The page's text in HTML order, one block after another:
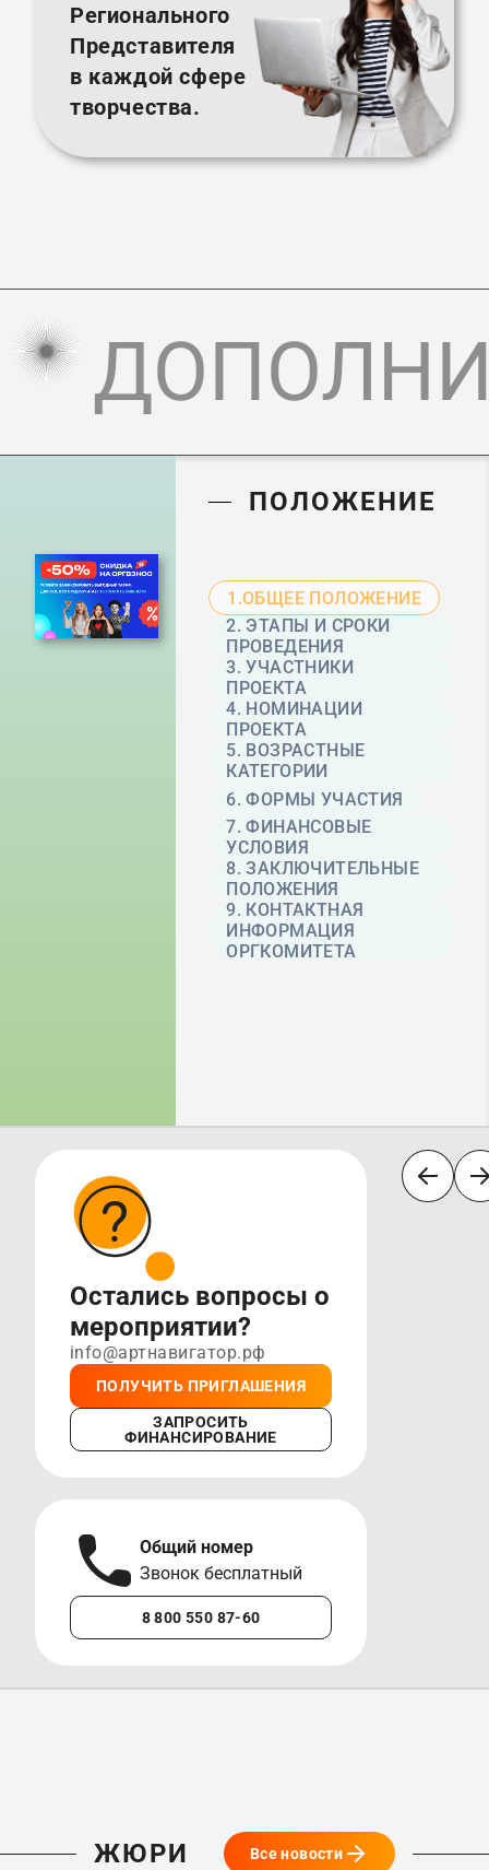
Регионального
Представителя
в каждой сфере
творчества.
ПОЛОЖЕНИЕ
1.ОБЩЕЕ ПОЛОЖЕНИЕ
2. ЭТАПЫ И СРОКИ
ПРОВЕДЕНИЯ
3. УЧАСТНИКИ
ПРОЕКТА
4. НОМИНАЦИИ
ПРОЕКТА
5. ВОЗРАСТНЫЕ
КАТЕГОРИИ
6. ФОРМЫ УЧАСТИЯ
7. ФИНАНСОВЫЕ
УСЛОВИЯ
8. ЗАКЛЮЧИТЕЛЬНЫЕ
ПОЛОЖЕНИЯ
9. КОНТАКТНАЯ
ИНФОРМАЦИЯ
ОРГКОМИТЕТА
Остались вопросы о
мероприятии?
info@артнавигатор.рф
ПОЛУЧИТЬ ПРИГЛАШЕНИЯ
ЗАПРОСИТЬ
ФИНАНСИРОВАНИЕ
Общий номер
Звонок бесплатный
8 800 550 87-60
ЖЮРИ Все новости